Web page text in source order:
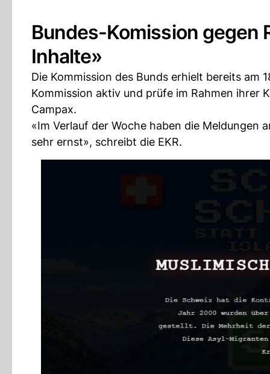
Bundes-Komission gegen
Inhalte»
Die Kommission des Bunds erhielt bereits am
Kommission aktiv und prüfe im Rahmen ihrer
Campax.
«Im Verlauf der Woche haben die Meldungen
sehr ernst», schreibt die EKR.